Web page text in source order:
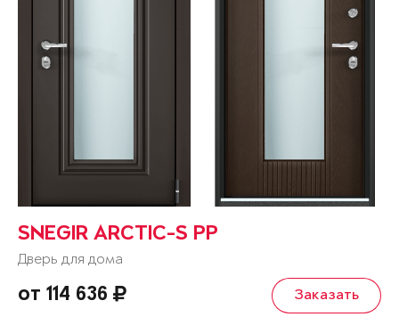
SNEGIR ARCTIC-S PP
Дверь для дома
от 114 636 Заказать